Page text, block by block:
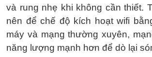
và rung nhẹ khi không cần thiết.
nên để chế độ kích hoạt wifi
máy và mạng thường xuyên,
năng lượng mạnh hơn để dò lại